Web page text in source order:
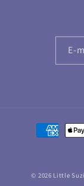
© 2026 Little